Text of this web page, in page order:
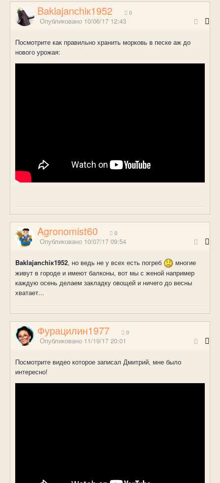
Baklajanсhiк1952 0
Опубликовано 10/06/17 12:43
Посмотрите как правильно хранить морковь в песке аж до
нового урожая:
Agronomist60 0
Опубликовано 10/07/17 09:54
Baklajanсhiк1952, но ведь не у всех есть погреб
многие
живут в городе и имеют балконы, вот мы с женой например
каждую осень делаем закладку овощей и ничего до весны
хватает...
Фурацилин1977 0
Опубликовано 11/19/17 20:01
Посмотрите видео которое записал Дмитрий, мне было
интересно!